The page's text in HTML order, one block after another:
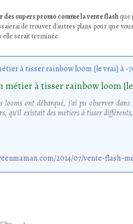
supers promo comme la vente flash que
de trouver d'autres plans pour que
elle serait terminée.
looms ont débarqué, j'ai pu observer
qu'il existait des métiers à tisser